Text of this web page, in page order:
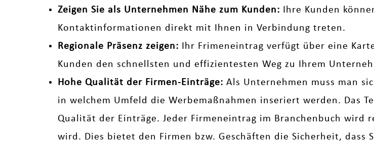
Zeigen Sie als Unternehmen Nähe zum Kunden: Ihre Kunden
Kontaktinformationen direkt mit Ihnen in Verbindung treten.
Regionale Präsenz zeigen: Ihr Frimeneintrag verfügt über eine
Kunden den schnellsten und effizientesten Weg zu Ihrem
Hohe Qualität der Firmen-Einträge: Als Unternehmen muss man
in welchem Umfeld die Werbemaßnahmen inseriert werden. Das
Qualität der Einträge. Jeder Firmeneintrag im Branchenbuch
wird. Dies bietet den Firmen bzw. Geschäften die Sicherheit,